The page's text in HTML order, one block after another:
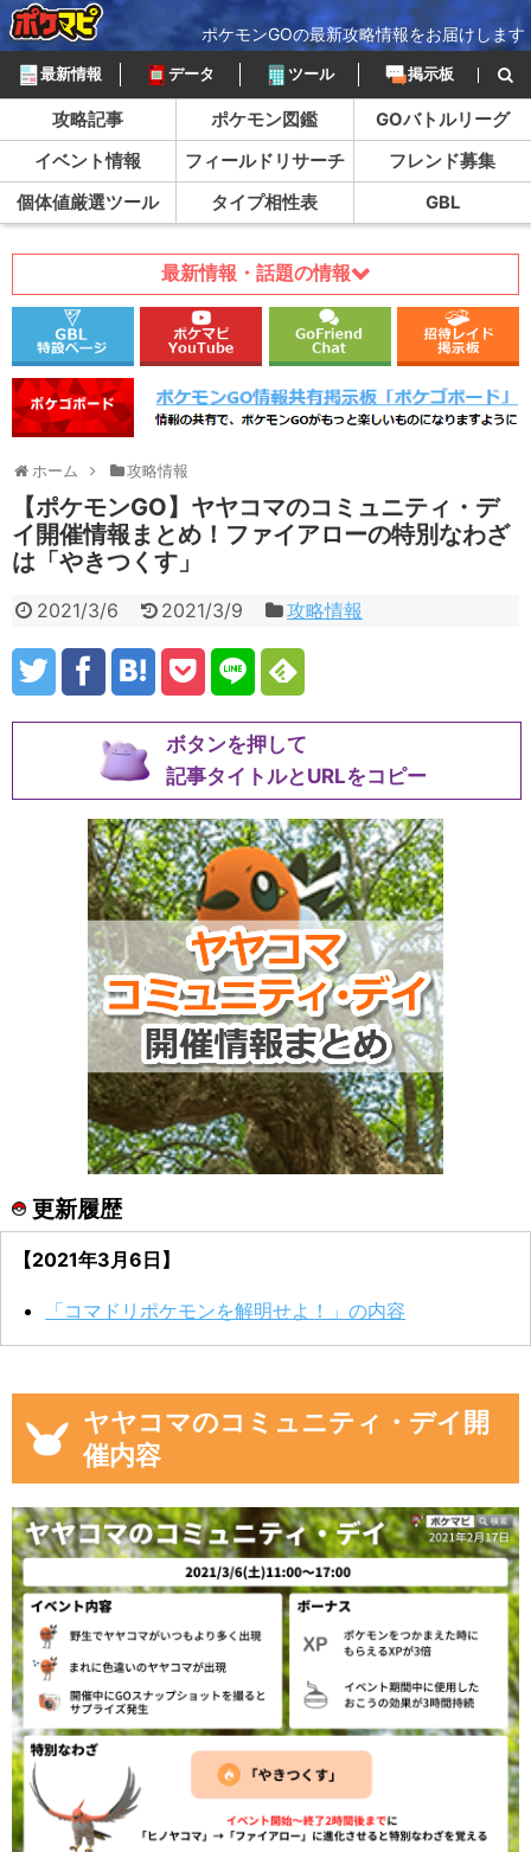
ポケモンGOの最新攻略情報をお届けします
最新情報 データ ツール 掲示板
攻略記事 ポケモン図鑑
GOバトルリーグ
イベント情報
フィールドリサーチ
フレンド募集
個体値厳選ツール
タイプ相性表 GBL
最新情報・話題の情報
ホーム 攻略情報
【ポケモンGO】ヤヤコマのコミュニティ・デ
イ開催情報まとめ！ファイアローの特別なわざ
は「やきつくす」
2021/3/6 2021/3/9 攻略情報
ボタンを押して
記事タイトルとURLをコピー
更新履歴
【2021年3月6日】
「コマドリポケモンを解明せよ！」の内容
ヤヤコマのコミュニティ・デイ開
催内容